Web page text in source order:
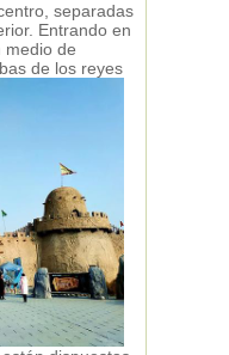
separadas
Entrando en
medio de
de los reyes